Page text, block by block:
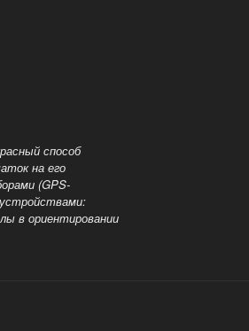
способ
на его
(GPS-
в ориентировании